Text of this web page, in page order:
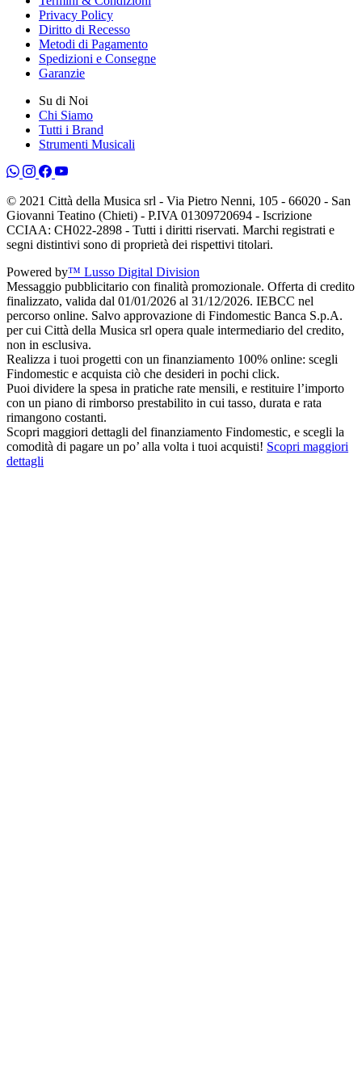
Privacy Policy
Diritto di Recesso
Metodi di Pagamento
Spedizioni e Consegne
Garanzie
Su di Noi
Chi Siamo
Tutti i Brand
Strumenti Musicali
© 2021 Città della Musica srl - Via Pietro Nenni, 105 - 66020 - San
Giovanni Teatino (Chieti) - P.IVA 01309720694 - Iscrizione
CCIAA: CH022-2898 - Tutti i diritti riservati. Marchi registrati e
segni distintivi sono di proprietà dei rispettivi titolari.
Powered by™ Lusso Digital Division
Messaggio pubblicitario con finalità promozionale. Offerta di credito
finalizzato, valida dal 01/01/2026 al 31/12/2026. IEBCC nel
percorso online. Salvo approvazione di Findomestic Banca S.p.A.
per cui Città della Musica srl opera quale intermediario del credito,
non in esclusiva.
Realizza i tuoi progetti con un finanziamento 100% online: scegli
Findomestic e acquista ciò che desideri in pochi click.
Puoi dividere la spesa in pratiche rate mensili, e restituire l’importo
con un piano di rimborso prestabilito in cui tasso, durata e rata
rimangono costanti.
Scopri maggiori dettagli del finanziamento Findomestic, e scegli la
comodità di pagare un po’ alla volta i tuoi acquisti! Scopri maggiori
dettagli